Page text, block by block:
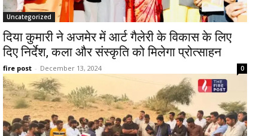
Uncategorized
दिया कुमारी ने अजमेर में आर्ट गैलेरी के विकास के लिए
दिए निर्देश, कला और संस्कृति को मिलेगा प्रोत्साहन
fire post - December 13, 2024 0